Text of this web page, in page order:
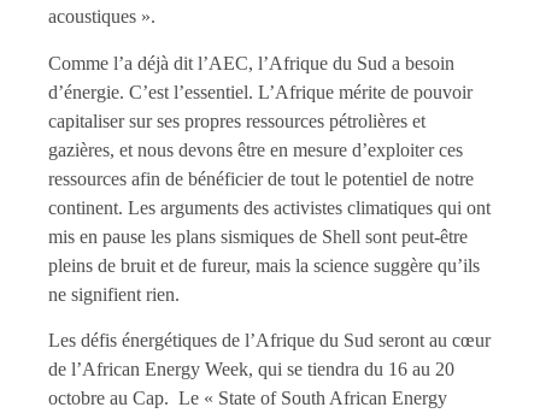
acoustiques ».
Comme l’a déjà dit l’AEC, l’Afrique du Sud a besoin
d’énergie. C’est l’essentiel. L’Afrique mérite de pouvoir
capitaliser sur ses propres ressources pétrolières et
gazières, et nous devons être en mesure d’exploiter ces
ressources afin de bénéficier de tout le potentiel de notre
continent. Les arguments des activistes climatiques qui ont
mis en pause les plans sismiques de Shell sont peut-être
pleins de bruit et de fureur, mais la science suggère qu’ils
ne signifient rien.
Les défis énergétiques de l’Afrique du Sud seront au cœur
de l’African Energy Week, qui se tiendra du 16 au 20
octobre au Cap. Le « State of South African Energy